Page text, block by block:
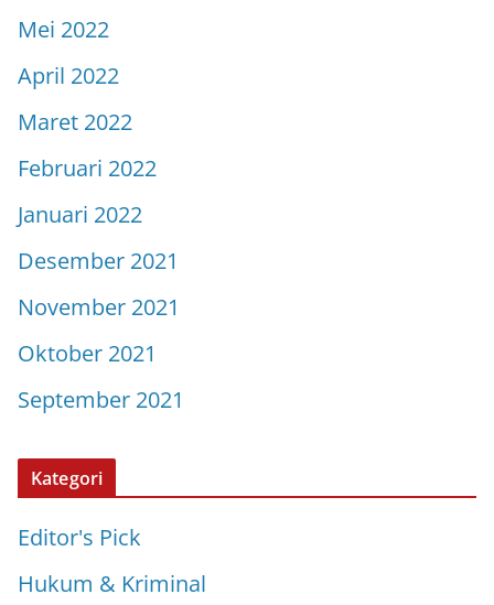
Mei 2022
April 2022
Maret 2022
Februari 2022
Januari 2022
Desember 2021
November 2021
Oktober 2021
September 2021
Kategori
Editor's Pick
Hukum & Kriminal